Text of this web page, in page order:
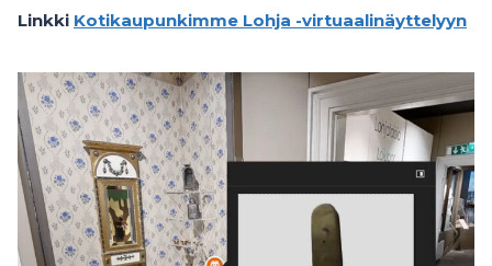
Linkki Kotikaupunkimme Lohja -virtuaalinäyttelyyn